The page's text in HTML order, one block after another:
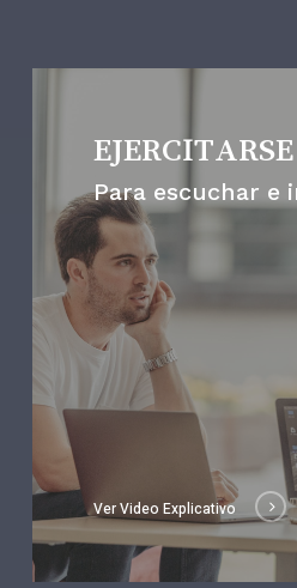
EJERCITARSE
Para escuchar e
Ver Video Explicativo